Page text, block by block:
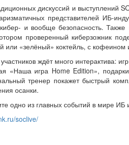
дискуссий и выступлений
представителей ИБ-
и вообще безопасность.
проверенный киберзожник
или «зелёный» коктейль, с
ждёт много интерактива:
«Наша игра Home Edition»,
тренер покажет быстрый
осанки.
одно из главных событий в мире ИБ
soclive/